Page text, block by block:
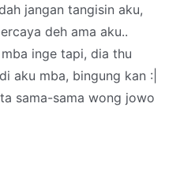
jangan tangisin aku,
deh ama aku..
inge tapi, dia thu
aku mba, bingung kan :|
sama-sama wong jowo